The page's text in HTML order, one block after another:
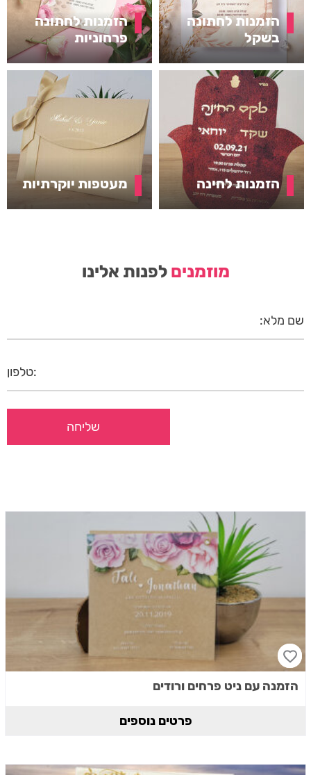
הזמנות לחתונה
בשקל
הזמנות לחתונה
פרחוניות
הזמנות לחינה מעטפות יוקרתיות
מוזמנים לפנות אלינו
הזמנה עם ניט פרחים ורודים
פרטים נוספים